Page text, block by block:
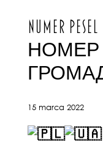
NUMER
НОМЕР
15 marca 2022